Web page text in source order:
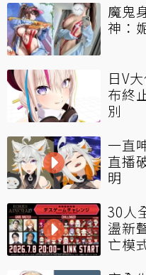
魔鬼
神：
日V
布終
別
一直
直播
明
30人
盪新
亡模